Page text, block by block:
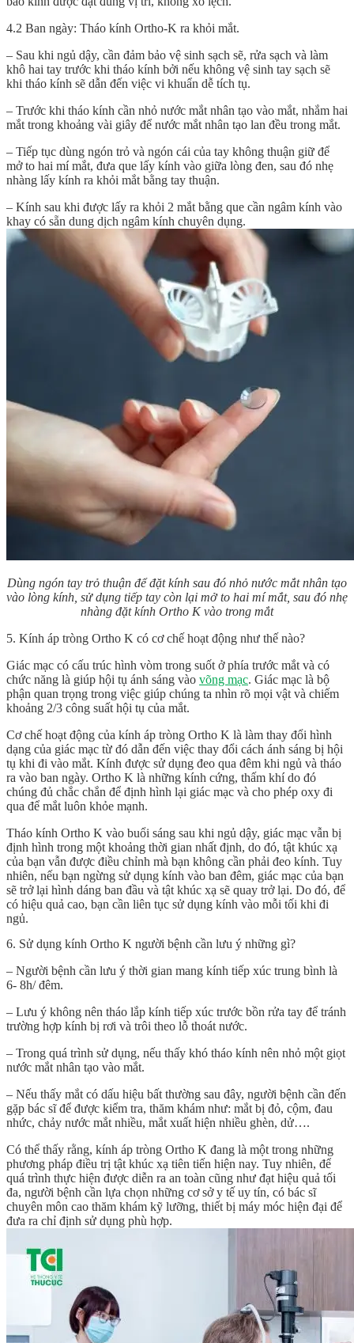
4.2 Ban ngày: Tháo kính Ortho-K ra khỏi mắt.
– Sau khi ngủ dậy, cần đảm bảo vệ sinh sạch sẽ, rửa sạch và làm
khô hai tay trước khi tháo kính bởi nếu không vệ sinh tay sạch sẽ
khi tháo kính sẽ dẫn đến việc vi khuẩn dễ tích tụ.
– Trước khi tháo kính cần nhỏ nước mắt nhân tạo vào mắt, nhắm hai
mắt trong khoảng vài giây để nước mắt nhân tạo lan đều trong mắt.
– Tiếp tục dùng ngón trỏ và ngón cái của tay không thuận giữ để
mở to hai mí mắt, đưa que lấy kính vào giữa lòng đen, sau đó nhẹ
nhàng lấy kính ra khỏi mắt bằng tay thuận.
– Kính sau khi được lấy ra khỏi 2 mắt bằng que cần ngâm kính vào
khay có sẵn dung dịch ngâm kính chuyên dụng.
Dùng ngón tay trỏ thuận để đặt kính sau đó nhỏ nước mắt nhân tạo
vào lòng kính, sử dụng tiếp tay còn lại mở to hai mí mắt, sau đó nhẹ
nhàng đặt kính Ortho K vào trong mắt
5. Kính áp tròng Ortho K có cơ chế hoạt động như thế nào?
Giác mạc có cấu trúc hình vòm trong suốt ở phía trước mắt và có
chức năng là giúp hội tụ ánh sáng vào võng mạc. Giác mạc là bộ
phận quan trọng trong việc giúp chúng ta nhìn rõ mọi vật và chiếm
khoảng 2/3 công suất hội tụ của mắt.
Cơ chế hoạt động của kính áp tròng Ortho K là làm thay đổi hình
dạng của giác mạc từ đó dẫn đến việc thay đổi cách ánh sáng bị hội
tụ khi đi vào mắt. Kính được sử dụng đeo qua đêm khi ngủ và tháo
ra vào ban ngày. Ortho K là những kính cứng, thấm khí do đó
chúng đủ chắc chắn để định hình lại giác mạc và cho phép oxy đi
qua để mắt luôn khỏe mạnh.
Tháo kính Ortho K vào buổi sáng sau khi ngủ dậy, giác mạc vẫn bị
định hình trong một khoảng thời gian nhất định, do đó, tật khúc xạ
của bạn vẫn được điều chỉnh mà bạn không cần phải đeo kính. Tuy
nhiên, nếu bạn ngừng sử dụng kính vào ban đêm, giác mạc của bạn
sẽ trở lại hình dáng ban đầu và tật khúc xạ sẽ quay trở lại. Do đó, để
có hiệu quả cao, bạn cần liên tục sử dụng kính vào mỗi tối khi đi
ngủ.
6. Sử dụng kính Ortho K người bệnh cần lưu ý những gì?
– Người bệnh cần lưu ý thời gian mang kính tiếp xúc trung bình là
6- 8h/ đêm.
– Lưu ý không nên tháo lắp kính tiếp xúc trước bồn rửa tay để tránh
trường hợp kính bị rơi và trôi theo lỗ thoát nước.
– Trong quá trình sử dụng, nếu thấy khó tháo kính nên nhỏ một giọt
nước mắt nhân tạo vào mắt.
– Nếu thấy mắt có dấu hiệu bất thường sau đây, người bệnh cần đến
gặp bác sĩ để được kiểm tra, thăm khám như: mắt bị đỏ, cộm, đau
nhức, chảy nước mắt nhiều, mắt xuất hiện nhiều ghèn, dử….
Có thể thấy rằng, kính áp tròng Ortho K đang là một trong những
phương pháp điều trị tật khúc xạ tiên tiến hiện nay. Tuy nhiên, để
quá trình thực hiện được diễn ra an toàn cũng như đạt hiệu quả tối
đa, người bệnh cần lựa chọn những cơ sở y tế uy tín, có bác sĩ
chuyên môn cao thăm khám kỹ lưỡng, thiết bị máy móc hiện đại để
đưa ra chỉ định sử dụng phù hợp.